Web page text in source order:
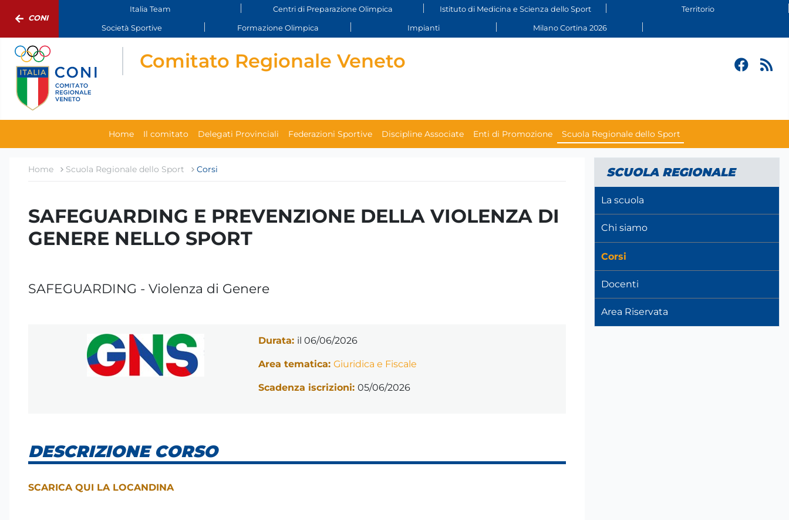
CONI
Italia Team Centri di Preparazione Olimpica Istituto di Medicina e Scienza dello Sport Territorio
Società Sportive Formazione Olimpica Impianti Milano Cortina 2026
Comitato Regionale Veneto
Home Il comitato Delegati Provinciali Federazioni Sportive Discipline Associate Enti di Promozione Scuola Regionale dello Sport
Home Scuola Regionale dello Sport Corsi
SAFEGUARDING E PREVENZIONE DELLA VIOLENZA DI
GENERE NELLO SPORT
SAFEGUARDING - Violenza di Genere
Durata: il 06/06/2026
Area tematica:Giuridica e Fiscale
Scadenza iscrizioni:05/06/2026
DESCRIZIONE CORSO
SCARICA QUI LA LOCANDINA
SCUOLA REGIONALE
La scuola
Chi siamo
Corsi
Docenti
Area Riservata